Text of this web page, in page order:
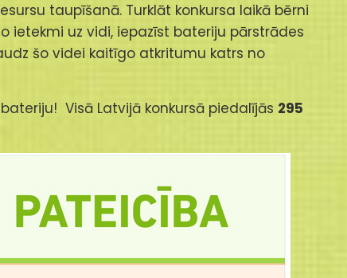
taupīšanā. Turklāt konkursa laikā bērni
ietekmi uz vidi, iepazīst bateriju pārstrādes
šo videi kaitīgo atkritumu katrs no
Visā Latvijā konkursā piedalījās 295